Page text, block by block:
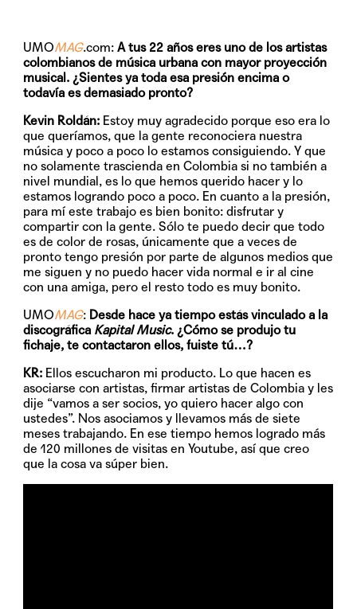
UMOMAG.com:A tus 22 años eres uno de los artistas
colombianos de música urbana con mayor proyección
musical. ¿Sientes ya toda esa presión encima o
todavía es demasiado pronto?
Kevin Roldán: Estoy muy agradecido porque eso era lo
que queríamos, que la gente reconociera nuestra
música y poco a poco lo estamos consiguiendo. Y que
no solamente trascienda en Colombia si no también a
nivel mundial, es lo que hemos querido hacer y lo
estamos logrando poco a poco. En cuanto a la presión,
para mí este trabajo es bien bonito: disfrutar y
compartir con la gente. Sólo te puedo decir que todo
es de color de rosas, únicamente que a veces de
pronto tengo presión por parte de algunos medios que
me siguen y no puedo hacer vida normal e ir al cine
con una amiga, pero el resto todo es muy bonito.
UMOMAG: Desde hace ya tiempo estás vinculado a la
discográfica Kapital Music. ¿Cómo se produjo tu
fichaje, te contactaron ellos, fuiste tú…?
KR: Ellos escucharon mi producto. Lo que hacen es
asociarse con artistas, firmar artistas de Colombia y les
dije “vamos a ser socios, yo quiero hacer algo con
ustedes”. Nos asociamos y llevamos más de siete
meses trabajando. En ese tiempo hemos logrado más
de 120 millones de visitas en Youtube, así que creo
que la cosa va súper bien.